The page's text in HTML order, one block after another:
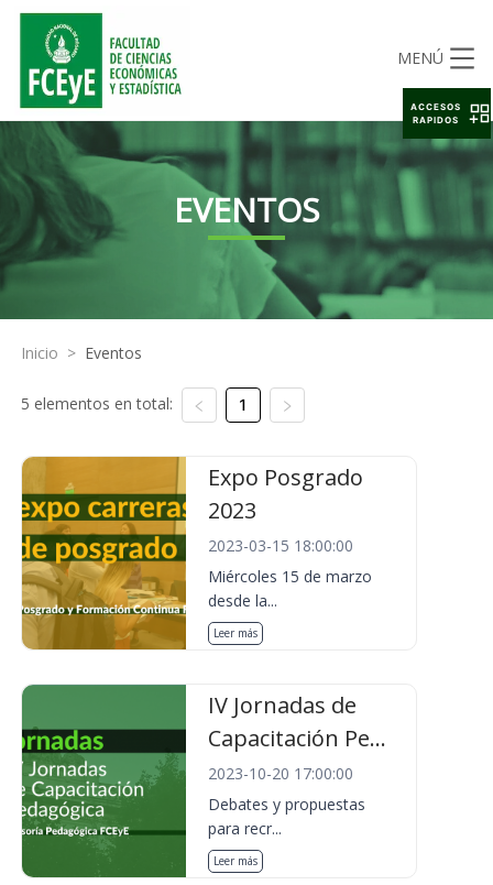
MENÚ
EVENTOS
Inicio > Eventos
5 elementos en total: 1
Expo Posgrado
2023
2023-03-15 18:00:00
Miércoles 15 de marzo
desde la...
Leer más
IV Jornadas de
Capacitación Pe...
2023-10-20 17:00:00
Debates y propuestas
para recr...
Leer más
ACCESOS
RAPIDOS